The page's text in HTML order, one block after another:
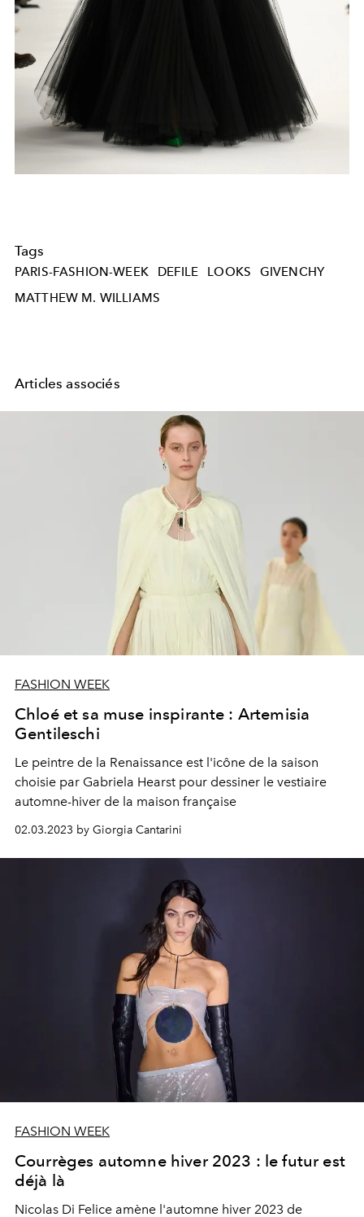
Tags
PARIS-FASHION-WEEK DEFILE LOOKS
GIVENCHY
MATTHEW M. WILLIAMS
Articles associés
FASHION WEEK
Chloé et sa muse inspirante : Artemisia
Gentileschi
Le peintre de la Renaissance est l'icône de la saison
choisie par Gabriela Hearst pour dessiner le vestiaire
automne-hiver de la maison française
02.03.2023 by Giorgia Cantarini
FASHION WEEK
Courrèges automne hiver 2023 : le futur est
déjà là
Nicolas Di Felice amène l'automne hiver 2023 de